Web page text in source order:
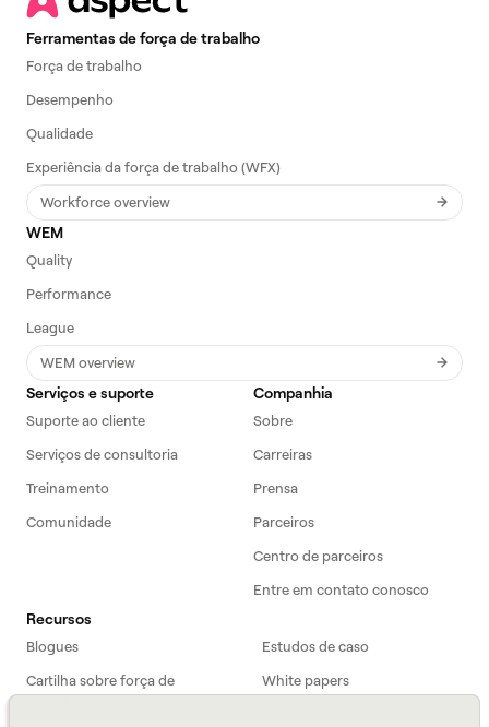
Ferramentas de força de trabalho
Força de trabalho
Desempenho
Qualidade
Experiência da força de trabalho (WFX)
Workforce overview
WEM
Quality
Performance
League
WEM overview
Serviços e suporte
Suporte ao cliente
Serviços de consultoria
Treinamento
Comunidade
Companhia
Sobre
Carreiras
Prensa
Parceiros
Centro de parceiros
Entre em contato conosco
Recursos
Blogues
Estudos de caso
Cartilha sobre força de
trabalho
White papers